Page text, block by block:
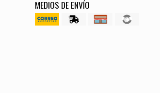
MEDIOS DE ENVÍO